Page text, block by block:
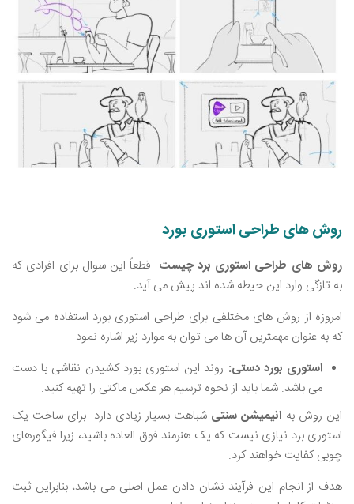
روش های طراحی استوری بورد
روش‌ های طراحی استوری برد چیست. قطعاً این سوال برای افرادی که
به تازگی وارد این حیطه شده ‌اند پیش می ‌آید.
امروزه از روش ‌های مختلفی برای طراحی استوری بورد استفاده می ‌شود
که به عنوان مهمترین آن ها می‌ توان به موارد زیر اشاره نمود.
استوری بورد دستی: روند این استوری بورد کشیدن نقاشی با دست
می ‌باشد. شما باید از نحوه ترسیم هر عکس ماکتی را تهیه کنید.
این روش به انیمیشن سنتی شباهت بسیار زیادی دارد. برای ساخت یک
استوری برد نیازی نیست که یک هنرمند فوق العاده باشید، زیرا فیگورهای
چوبی کفایت خواهند کرد‌.
هدف از انجام این فرآیند نشان دادن عمل اصلی می ‌باشد، بنابراین ثبت